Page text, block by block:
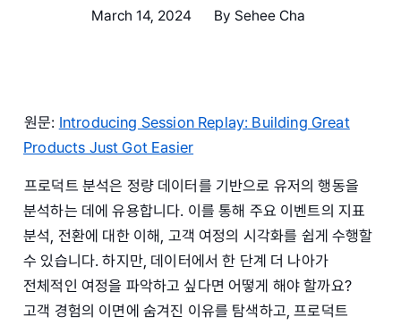
March 14, 2024 By Sehee Cha
원문: Introducing Session Replay: Building Great
Products Just Got Easier
프로덕트 분석은 정량 데이터를 기반으로 유저의 행동을
분석하는 데에 유용합니다. 이를 통해 주요 이벤트의 지표
분석, 전환에 대한 이해, 고객 여정의 시각화를 쉽게 수행할
수 있습니다. 하지만, 데이터에서 한 단계 더 나아가
전체적인 여정을 파악하고 싶다면 어떻게 해야 할까요?
고객 경험의 이면에 숨겨진 이유를 탐색하고, 프로덕트